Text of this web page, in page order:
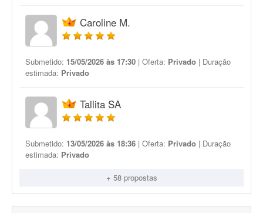
Caroline M.
Submetido: 15/05/2026 às 17:30 | Oferta: Privado | Duração
estimada: Privado
Tallita SA
Submetido: 13/05/2026 às 18:36 | Oferta: Privado | Duração
estimada: Privado
+ 58 propostas